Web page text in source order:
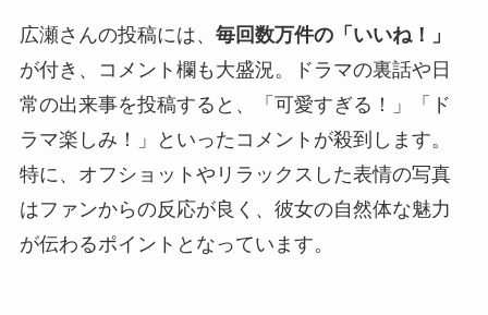
広瀬さんの投稿には、 毎回数万件の「いいね！」
が付き、コメント欄も大盛況。ドラマの裏話や日
常の出来事を投稿すると、「可愛すぎる！」「ド
ラマ楽しみ！」といったコメントが殺到します。
特に、オフショットやリラックスした表情の写真
はファンからの反応が良く、彼女の自然体な魅力
が伝わるポイントとなっています。